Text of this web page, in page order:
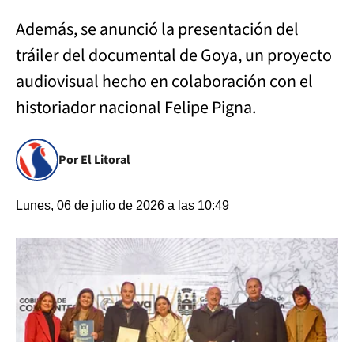
Además, se anunció la presentación del
tráiler del documental de Goya, un proyecto
audiovisual hecho en colaboración con el
historiador nacional Felipe Pigna.
Por El Litoral
Lunes, 06 de julio de 2026 a las 10:49